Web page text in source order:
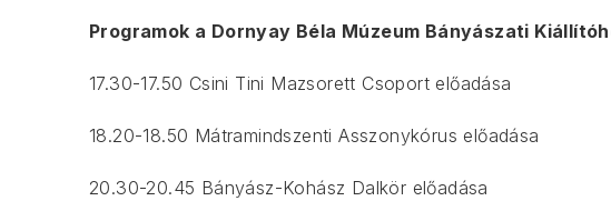
Programok a Dornyay Béla Múzeum Bányászati
17.30-17.50 Csini Tini Mazsorett Csoport előadása
18.20-18.50 Mátramindszenti Asszonykórus előadása
20.30-20.45 Bányász-Kohász Dalkör előadása